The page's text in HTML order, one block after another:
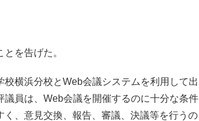
を告げた。
横浜分校とWeb会議システムを利用して出
員は、Web会議を開催するのに十分な条件
、意見交換、報告、審議、決議等を行うの